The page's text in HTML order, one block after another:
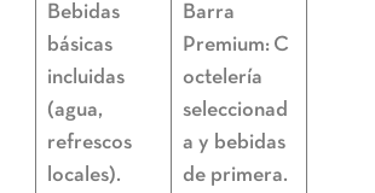
Bebidas
básicas
incluidas
(agua,
refrescos
locales).
Barra
Premium: C
octelería
seleccionad
a y bebidas
de primera.